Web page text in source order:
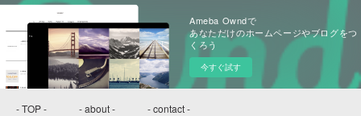
Ameba Owndで
あなただけのホームページやブログをつ
くろう
今すぐ試す
- TOP - - about - - contact -